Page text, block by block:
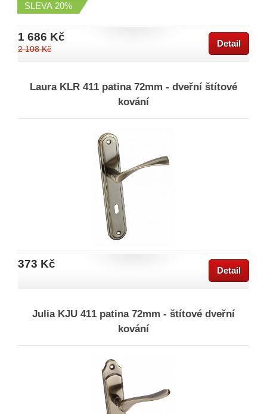
SLEVA 20%
1 686 Kč
2 108 Kč
Detail
Laura KLR 411 patina 72mm - dveřní štítové
kování
373 Kč
Detail
Julia KJU 411 patina 72mm - štítové dveřní
kování